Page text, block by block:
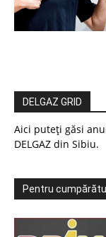
DELGAZ GRID
Aici puteți găsi
DELGAZ din Sibiu.
Pentru